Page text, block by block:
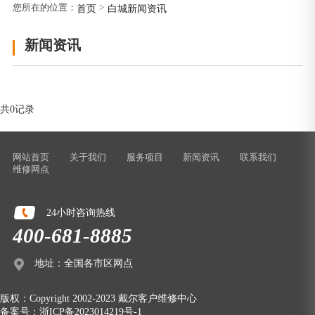
您所在的位置： 首页 > 白城新闻资讯
新闻资讯
共0记录
网站首页 关于我们 服务项目 新闻资讯
联系我们
维修网点
24小时咨询热线
400-681-8885
地址：全国各市区网点
版权： Copyright 2002-2023 戴尔客户维修中心
备案号： 浙ICP备2023014219号-1